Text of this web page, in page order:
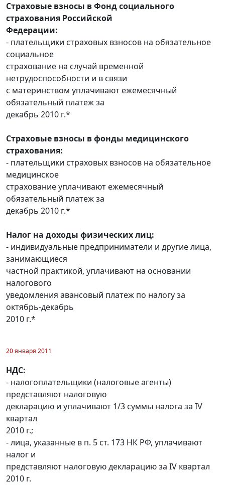
Страховые взносы в Фонд социального
страхования Российской
Федерации:
- плательщики страховых взносов на обязательное
социальное
страхование на случай временной
нетрудоспособности и в связи
с материнством уплачивают ежемесячный
обязательный платеж за
декабрь 2010 г.*
Страховые взносы в фонды медицинского
страхования:
- плательщики страховых взносов на обязательное
медицинское
страхование уплачивают ежемесячный
обязательный платеж за
декабрь 2010 г.*
Налог на доходы физических лиц:
- индивидуальные предприниматели и другие лица,
занимающиеся
частной практикой, уплачивают на основании
налогового
уведомления авансовый платеж по налогу за
октябрь-декабрь
2010 г.*
20 января 2011
НДС:
- налогоплательщики (налоговые агенты)
представляют налоговую
декларацию и уплачивают 1/3 суммы налога за IV
квартал
2010 г.;
- лица, указанные в п. 5 ст. 173 НК РФ, уплачивают
налог и
представляют налоговую декларацию за IV квартал
2010 г.